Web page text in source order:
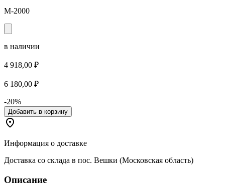
M-2000
в наличии
4 918,00 ₽
6 180,00 ₽
-20%
Добавить в корзину
Информация о доставке
Доставка со склада в пос. Вешки (Московская область)
Описание